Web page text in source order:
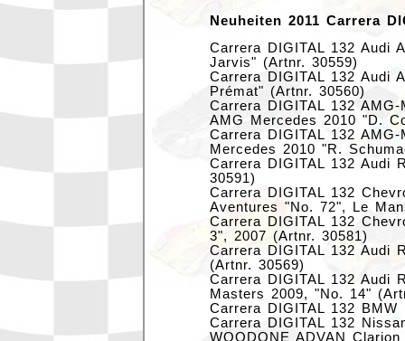
Neuheiten 2011 Carrera
Carrera DIGITAL 132 Audi
Jarvis" (Artnr. 30559)
Carrera DIGITAL 132 Audi
Prémat" (Artnr. 30560)
Carrera DIGITAL 132
AMG Mercedes 2010 "D.
Carrera DIGITAL 132
Mercedes 2010 "R.
Carrera DIGITAL 132 Audi
30591)
Carrera DIGITAL 132
Aventures "No. 72", Le
Carrera DIGITAL 132
3", 2007 (Artnr. 30581)
Carrera DIGITAL 132 Audi
(Artnr. 30569)
Carrera DIGITAL 132 Audi
Masters 2009, "No. 14"
Carrera DIGITAL 132
Carrera DIGITAL 132
WOODONE ADVAN